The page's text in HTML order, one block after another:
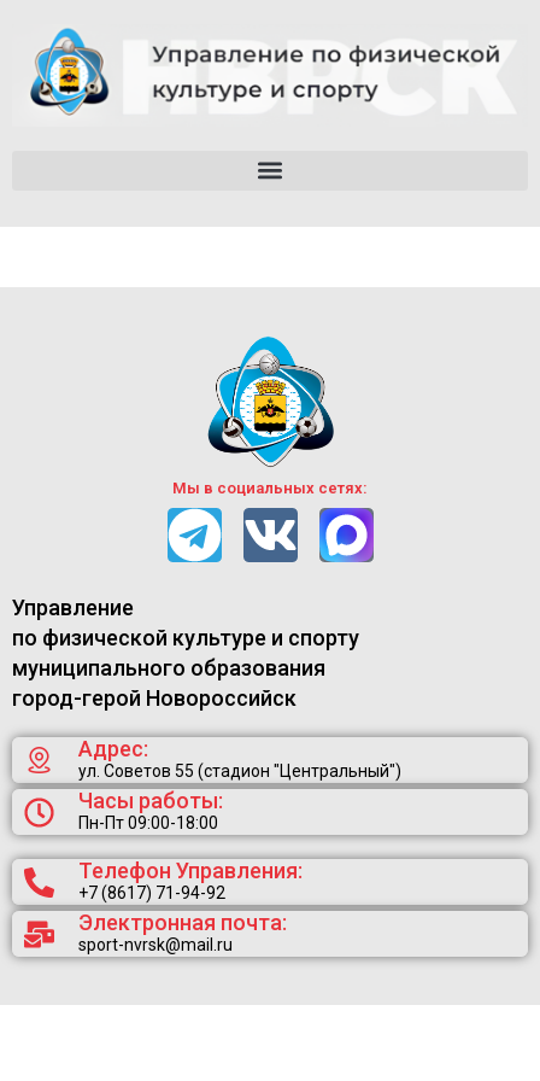
Мы в социальных сетях:
Управление
по физической культуре и спорту
муниципального образования
город-герой Новороссийск
Адрес:
ул. Советов 55 (стадион "Центральный")
Часы работы:
Пн-Пт 09:00-18:00
Телефон Управления:
+7 (8617) 71-94-92
Электронная почта:
sport-nvrsk@mail.ru